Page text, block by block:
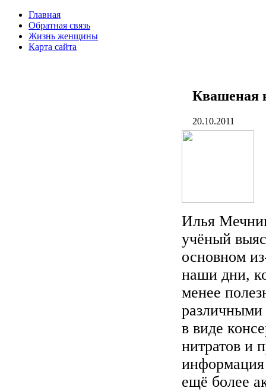
Главная
Обратная связь
Жизнь женщины
Карта сайта
Квашеная
20.10.2011
Илья
учёный
основном
наши дни,
менее
в виде
нитратов и
информация
ещё более